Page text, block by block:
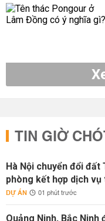
TIN GIỜ
Hà Nội chuyển đổi
phòng kết hợp dịch vụ
DỰ ÁN 01 phút trước
Quảng Ninh, Bắc